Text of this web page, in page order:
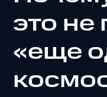
это не
«еще